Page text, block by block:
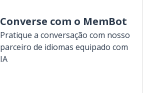
Converse com o MemBot
Pratique a conversação com nosso
parceiro de idiomas equipado com
IA